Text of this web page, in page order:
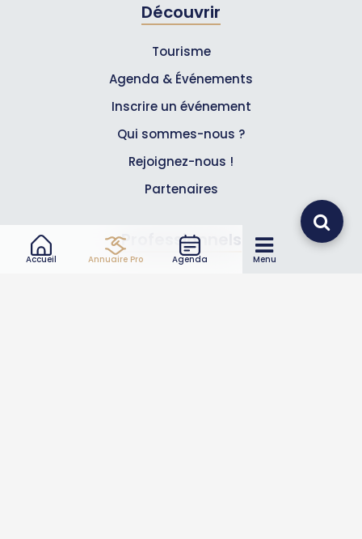
Accueil Annuaire Pro Agenda Menu
Découvrir
Tourisme
Agenda & Événements
Inscrire un événement
Qui sommes-nous ?
Rejoignez-nous !
Partenaires
Professionnels